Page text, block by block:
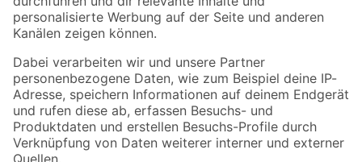
Folge uns
Zahlungsarten Versandarten